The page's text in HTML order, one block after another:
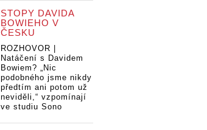
STOPY DAVIDA
BOWIEHO V
ČESKU
ROZHOVOR |
Natáčení s Davidem
Bowiem? „Nic
podobného jsme nikdy
předtím ani potom už
neviděli,“ vzpomínají
ve studiu Sono